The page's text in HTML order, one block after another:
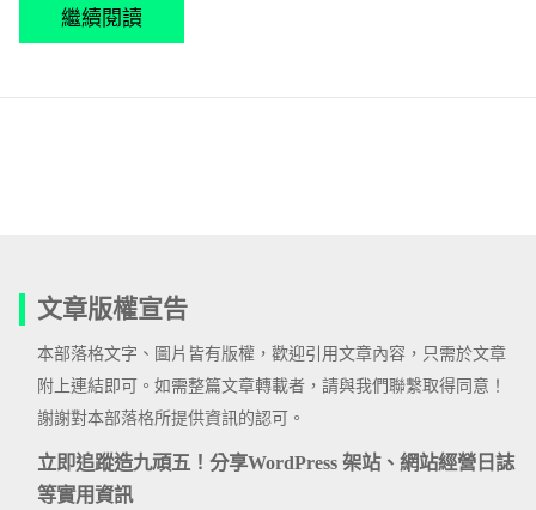
繼續閱讀
文章版權宣告
本部落格文字、圖片皆有版權，歡迎引用文章內容，只需於文章
附上連結即可。如需整篇文章轉載者，請與我們聯繫取得同意！
謝謝對本部落格所提供資訊的認可。
立即追蹤造九頑五！分享WordPress 架站、網站經營日誌
等實用資訊